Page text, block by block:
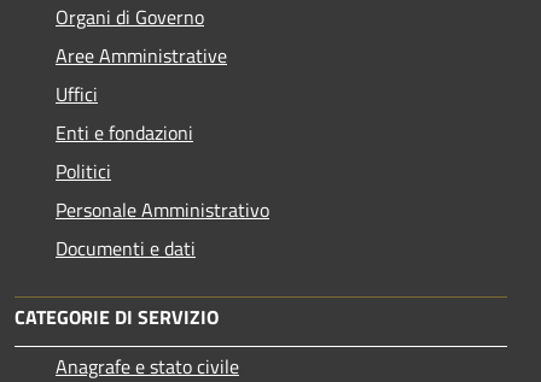
Organi di Governo
Aree Amministrative
Uffici
Enti e fondazioni
Politici
Personale Amministrativo
Documenti e dati
CATEGORIE DI SERVIZIO
Anagrafe e stato civile